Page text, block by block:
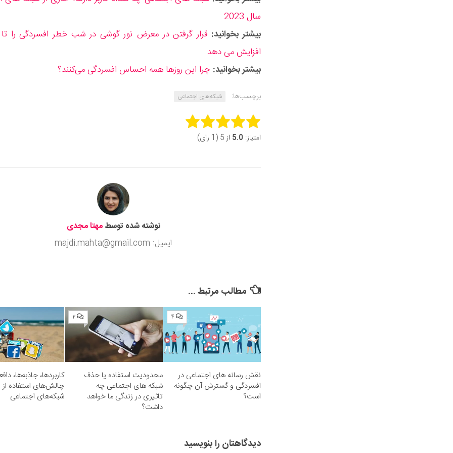
سال 2023
بیشتر بخوانید:
افزایش می‌ دهد
بیشتر بخوانید: چرا این روزها همه احساس افسردگی می‌کنند؟
برچسب‌ها: شبکه‌های اجتماعی
Rate this item:
امتیاز: 5.0 از 5 (1 رای)
نوشته شده توسطمهتا مجدی
ایمیل: majdi.mahta@gmail.com
مطالب مرتبط ...
۴
نقش رسانه های اجتماعی در
افسردگی و گسترش آن چگونه
است؟
۲
محدودیت استفاده یا حذف
شبکه های اجتماعی چه
تاثیری در زندگی ما خواهد
داشت؟
کاربردها، جاذبه‌ها،
چالش‌های استفاده از
شبکه‌های اجتماعی
دیدگاهتان را بنویسید